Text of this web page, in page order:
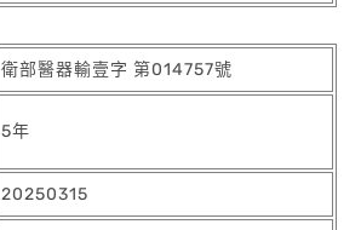
衛部醫器輸壹字 第014757號
5年
20250315